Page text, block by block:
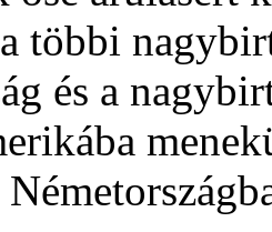
többi
és a